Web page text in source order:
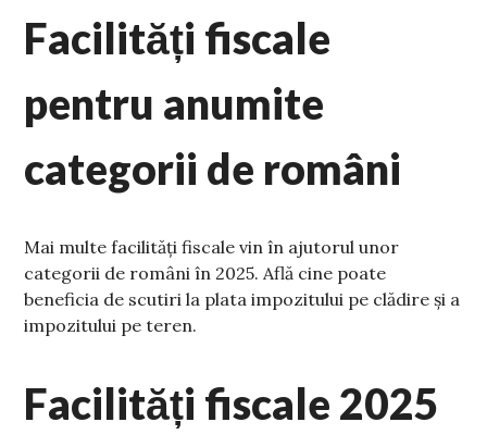
Facilități fiscale
pentru anumite
categorii de români
Mai multe facilități fiscale vin în ajutorul unor
categorii de români în 2025. Află cine poate
beneficia de scutiri la plata impozitului pe clădire și a
impozitului pe teren.
Facilități fiscale 2025